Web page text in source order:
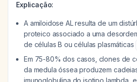
Explicação:
A amiloidose AL resulta de um
proteico associado a uma
de células B ou células plasmáticas
Em 75-80% dos casos, clones de
da medula óssea produzem
imunoglobulina do isotipo lambda,